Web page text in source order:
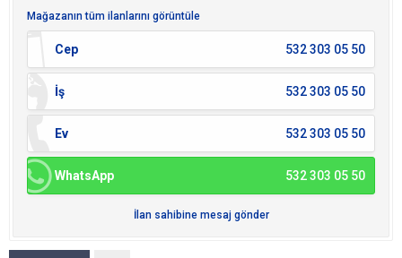
Mağazanın tüm ilanlarını görüntüle
Cep 532 303 05 50
İş 532 303 05 50
Ev 532 303 05 50
WhatsApp 532 303 05 50
İlan sahibine mesaj gönder